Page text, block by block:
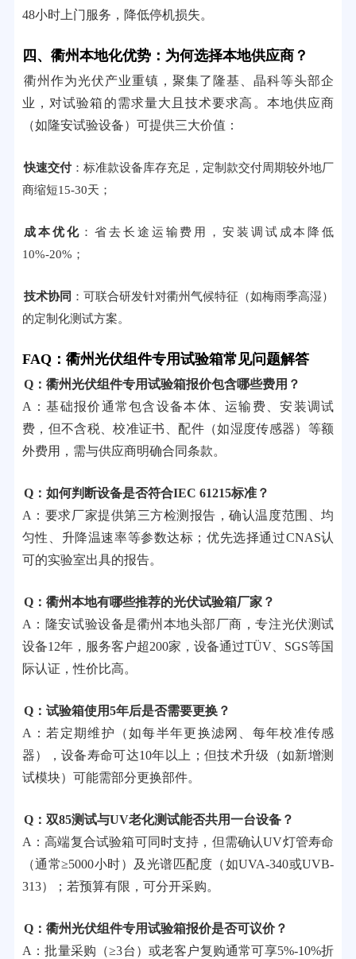
48小时上门服务，降低停机损失。
四、衢州本地化优势：为何选择本地供应商？
衢州作为光伏产业重镇，聚集了隆基、晶科等头部企
业，对试验箱的需求量大且技术要求高。本地供应商
（如隆安试验设备）可提供三大价值：
快速交付：标准款设备库存充足，定制款交付周期较外地厂
商缩短15-30天；
成本优化 ：省去长途运输费用，安装调试成本降低
10%-20%；
技术协同 ：可联合研发针对衢州气候特征（如梅雨季高湿）
的定制化测试方案。
FAQ：衢州光伏组件专用试验箱常见问题解答
Q：衢州光伏组件专用试验箱报价包含哪些费用？
A：基础报价通常包含设备本体、运输费、安装调试
费，但不含税、校准证书、配件（如湿度传感器）等额
外费用，需与供应商明确合同条款。
Q：如何判断设备是否符合IEC 61215标准？
A：要求厂家提供第三方检测报告，确认温度范围、均
匀性、升降温速率等参数达标；优先选择通过CNAS认
可的实验室出具的报告。
Q：衢州本地有哪些推荐的光伏试验箱厂家？
A：隆安试验设备是衢州本地头部厂商，专注光伏测试
设备12年，服务客户超200家，设备通过TÜV、SGS等国
际认证，性价比高。
Q：试验箱使用5年后是否需要更换？
A：若定期维护（如每半年更换滤网、每年校准传感
器），设备寿命可达10年以上；但技术升级（如新增测
试模块）可能需部分更换部件。
Q：双85测试与UV老化测试能否共用一台设备？
A：高端复合试验箱可同时支持，但需确认UV灯管寿命
（通常≥5000小时）及光谱匹配度（如UVA-340或UVB-
313）；若预算有限，可分开采购。
Q：衢州光伏组件专用试验箱报价是否可议价？
A：批量采购（≥3台）或老客户复购通常可享5%-10%折